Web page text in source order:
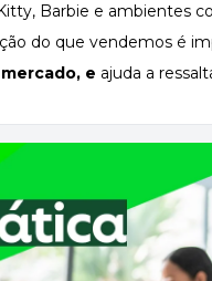
Barbie e ambientes
do que vendemos é
, e ajuda a